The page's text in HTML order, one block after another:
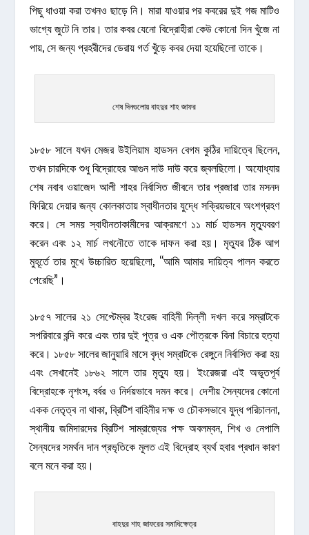
পিছু ধাওয়া করা তখনও ছাড়ে নি। মারা যাওয়ার পর কবরের দুই গজ মাটিও
ভাগ্যে জুটে নি তার। তার কবর যেনো বিদ্রোহীরা কেউ কোনো দিন খুঁজে না
পায়, সে জন্য প্রহরীদের ডেরায় গর্ত খুঁড়ে কবর দেয়া হয়েছিলো তাকে।
শেষ দিনগুলোয় বাহদুর শাহ জাফর
১৮৫৮ সালে যখন মেজর উইলিয়াম হাডসন বেগম কুঠির দায়িত্বে ছিলেন,
তখন চারদিকে শুধু বিদ্রোহের আগুন দাউ দাউ করে জ্বলছিলো। অযোধ্যার
শেষ নবাব ওয়াজেদ আলী শাহর নির্বাসিত জীবনে তার প্রজারা তার মসনদ
ফিরিয়ে দেয়ার জন্য কোলকাতায় স্বাধীনতার যুদ্ধে সক্রিয়ভাবে অংশগ্রহণ
করে। সে সময় স্বাধীনতাকামীদের আক্রমণে ১১ মার্চ হাডসন মৃত্যুবরণ
করেন এবং ১২ মার্চ লখনৌতে তাকে দাফন করা হয়। মৃত্যুর ঠিক আগ
মুহূর্তে তার মুখে উচ্চারিত হয়েছিলো, “আমি আমার দায়িত্ব পালন করতে
পেরেছি”।
১৮৫৭ সালের ২১ সেপ্টেম্বর ইংরেজ বাহিনী দিল্লী দখল করে সম্রাটকে
সপরিবারে বন্দি করে এবং তার দুই পুত্র ও এক পৌত্রকে বিনা বিচারে হত্যা
করে। ১৮৫৮ সালের জানুয়ারি মাসে বৃদ্ধ সম্রাটকে রেঙ্গুনে নির্বাসিত করা হয়
এবং সেখানেই ১৮৬২ সালে তার মৃত্যু হয়। ইংরেজরা এই অভূতপূর্ব
বিদ্রোহকে নৃশংস, বর্বর ও নির্দয়ভাবে দমন করে। দেশীয় সৈন্যদের কোনো
একক নেতৃত্ব না থাকা, ব্রিটিশ বাহিনীর দক্ষ ও চৌকসভাবে যুদ্ধ পরিচালনা,
স্থানীয় জমিদারদের ব্রিটিশ সাম্রাজ্যের পক্ষ অবলম্বন, শিখ ও নেপালি
সৈন্যদের সমর্থন দান প্রভৃতিকে মূলত এই বিদ্রোহ ব্যর্থ হবার প্রধান কারণ
বলে মনে করা হয়।
বাহদুর শাহ জাফরের সমাধিক্ষেত্র